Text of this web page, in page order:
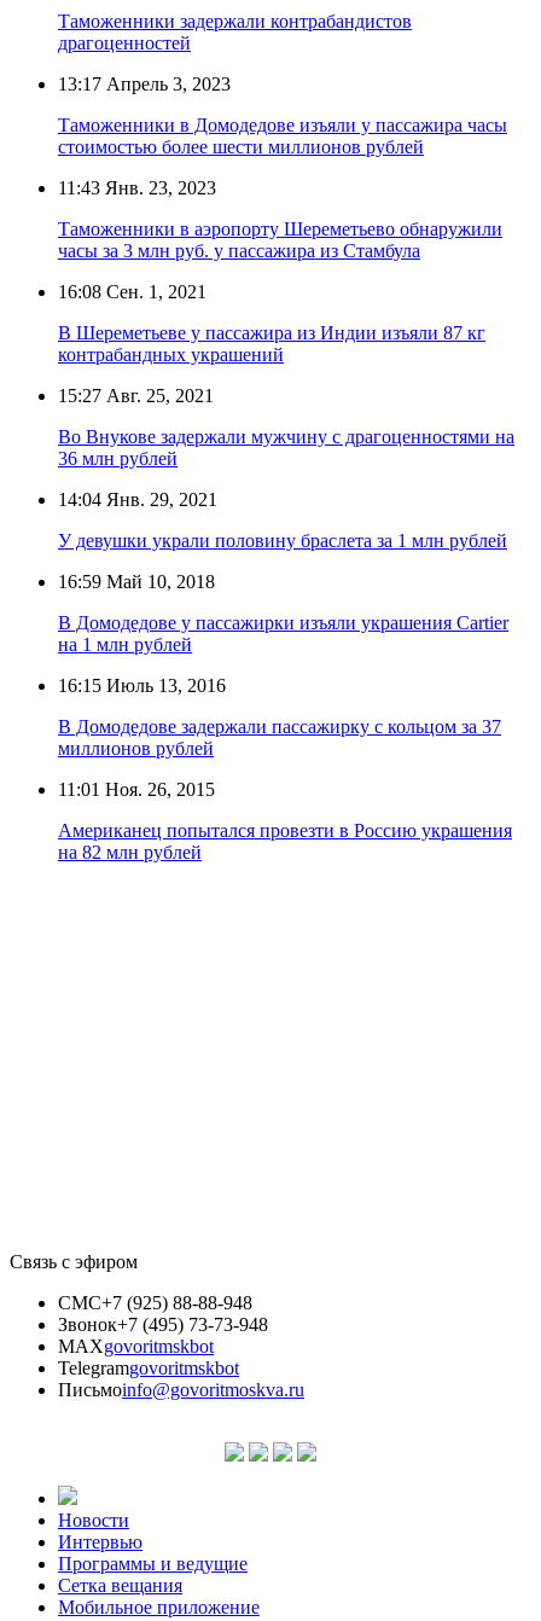
Таможенники задержали контрабандистов
драгоценностей
13:17 Апрель 3, 2023
Таможенники в Домодедове изъяли у пассажира часы
стоимостью более шести миллионов рублей
11:43 Янв. 23, 2023
Таможенники в аэропорту Шереметьево обнаружили
часы за 3 млн руб. у пассажира из Стамбула
16:08 Сен. 1, 2021
В Шереметьеве у пассажира из Индии изъяли 87 кг
контрабандных украшений
15:27 Авг. 25, 2021
Во Внукове задержали мужчину с драгоценностями на
36 млн рублей
14:04 Янв. 29, 2021
У девушки украли половину браслета за 1 млн рублей
16:59 Май 10, 2018
В Домодедове у пассажирки изъяли украшения Cartier
на 1 млн рублей
16:15 Июль 13, 2016
В Домодедове задержали пассажирку с кольцом за 37
миллионов рублей
11:01 Ноя. 26, 2015
Американец попытался провезти в Россию украшения
на 82 млн рублей
Связь с эфиром
СМС+7 (925) 88-88-948
Звонок+7 (495) 73-73-948
MAXgovoritmskbot
Telegramgovoritmskbot
Письмоinfo@govoritmoskva.ru
Новости
Интервью
Программы и ведущие
Сетка вещания
Мобильное приложение